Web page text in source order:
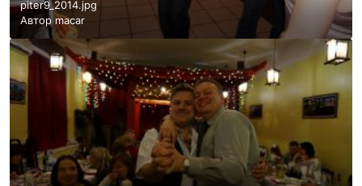
piter9_2014.jpg
Автор macar